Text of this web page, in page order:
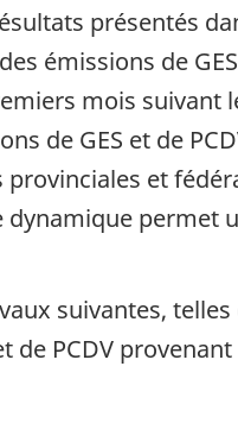
présentés
émissions de
mois suivant
de GES et de
et
dynamique permet
suivantes,
de PCDV